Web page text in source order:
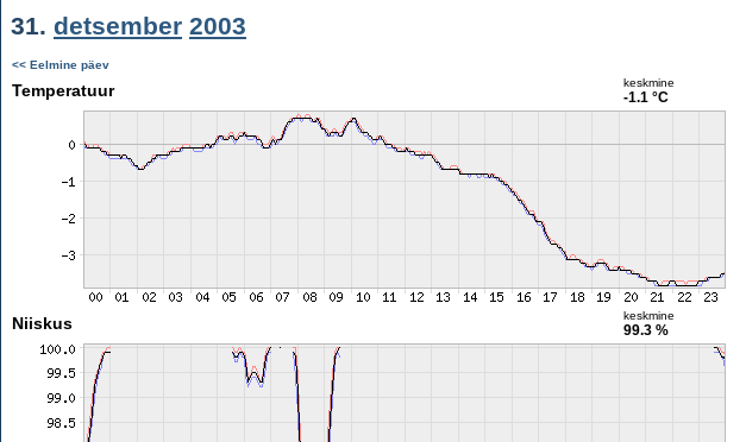
31. detsember 2003
<< Eelmine päev
Temperatuur keskmine
-1.1 °C
Niiskus keskmine
99.3 %